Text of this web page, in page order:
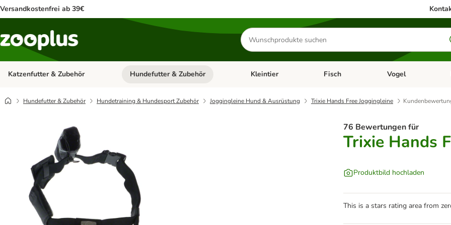
Versandkostenfrei ab 39€
Produkte
suchen
Katzenfutter & Zubehör Kategorie-Menü öffnen: Katzenfutter & Zubehör
Hundefutter & Zubehör Kategorie-Menü öffnen: Hundefutter & Zubehör
Kleintier Kategorie-Menü öffnen: Kleintier
Fisch Kategorie-Menü
Vogel
Hundefutter & Zubehör Hundetraining & Hundesport Zubehör Joggingleine Hund & Ausrüstung Trixie Hands Free Joggingleine
76 Bewertungen für
Trixie Hands
Produktbild hochladen
This is a stars rating area from